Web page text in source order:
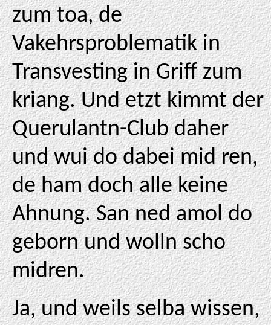
zum toa, de
Vakehrsproblematik in
Transvesting in Griff zum
kriang. Und etzt kimmt der
Querulantn-Club daher
und wui do dabei mid ren,
de ham doch alle keine
Ahnung. San ned amol do
geborn und wolln scho
midren.
Ja, und weils selba wissen,